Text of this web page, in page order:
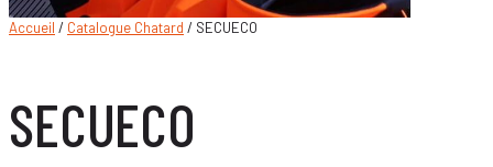
Accueil / Catalogue Chatard / SECUECO
SECUECO